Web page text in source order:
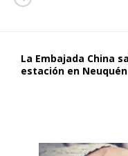
La Embajada China
estación en Neuquén